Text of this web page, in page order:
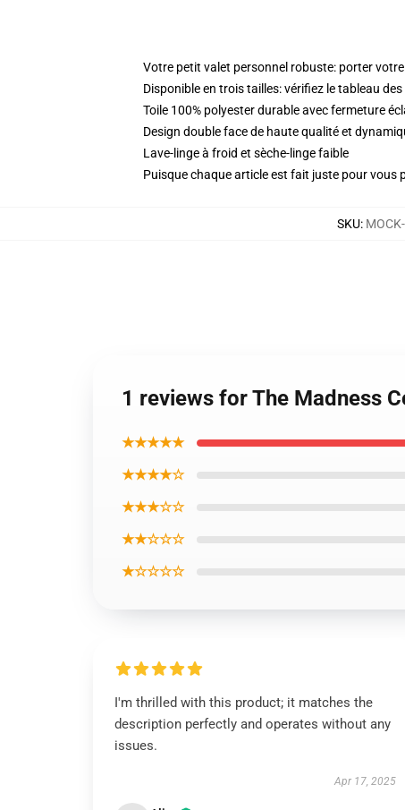
Votre petit valet personnel robuste: porter
Disponible en trois tailles: vérifiez le tableau
Toile 100% polyester durable avec fermeture
Design double face de haute qualité et
Lave-linge à froid et sèche-linge faible
Puisque chaque article est fait juste pour vous
SKU:
1 reviews for The Madness
★★★★★
★★★★☆
★★★☆☆
★★☆☆☆
★☆☆☆☆
I'm thrilled with this product; it matches the
description perfectly and operates without any
issues.
Apr 17, 2025